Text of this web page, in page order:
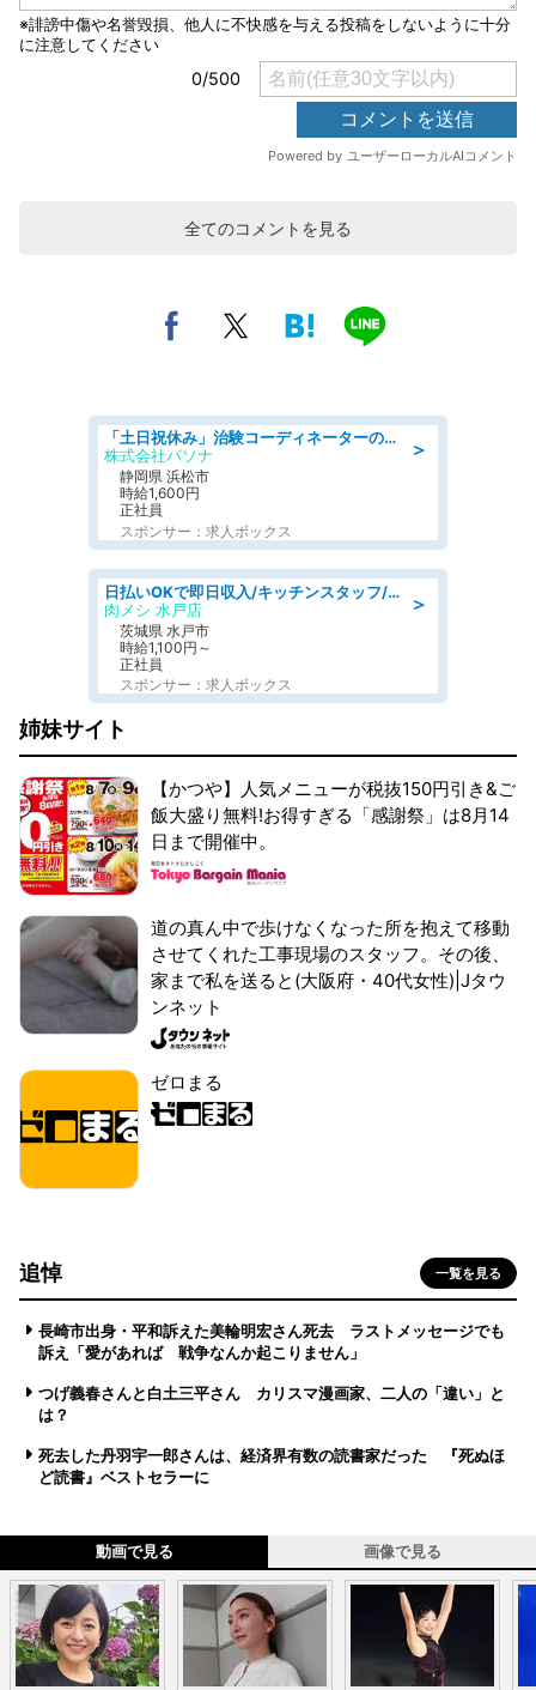
全てのコメントを見る
＞
「土日祝休み」治験コーディネーターのお仕事/未経験OK
株式会社パソナ
静岡県 浜松市
時給1,600円
正社員
スポンサー：求人ボックス
＞
日払いOKで即日収入/キッチンスタッフ/「原付免許必須」デリバリー業務など、自己成長可能な幅広い仕事に挑戦!髪型自由&ピアス・ネイルOK/茨城県/水戸市
肉メシ 水戸店
茨城県 水戸市
時給1,100円～
正社員
スポンサー：求人ボックス
姉妹サイト
【かつや】人気メニューが税抜150円引き&ご
飯大盛り無料!お得すぎる「感謝祭」は8月14
日まで開催中。
道の真ん中で歩けなくなった所を抱えて移動
させてくれた工事現場のスタッフ。その後、
家まで私を送ると(大阪府・40代女性)|Jタウ
ンネット
ゼロまる
追悼 一覧を見る
長崎市出身・平和訴えた美輪明宏さん死去 ラストメッセージでも
訴え「愛があれば 戦争なんか起こりません」
つげ義春さんと白土三平さん カリスマ漫画家、二人の「違い」と
は？
死去した丹羽宇一郎さんは、経済界有数の読書家だった 『死ぬほ
ど読書』ベストセラーに
動画で見る 画像で見る